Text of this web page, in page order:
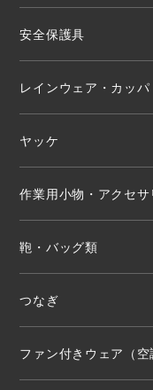
安全保護具
レインウェア・カッパ
ヤッケ
作業用小物・アクセサ
鞄・バッグ類
つなぎ
ファン付きウェア（空